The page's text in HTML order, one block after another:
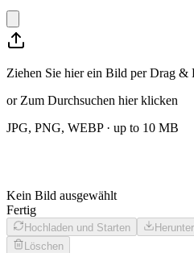
Ziehen Sie hier ein Bild per Drag &
or Zum Durchsuchen hier klicken
JPG, PNG, WEBP· up to 10 MB
Kein Bild ausgewählt
Fertig
Hochladen und Starten
Löschen